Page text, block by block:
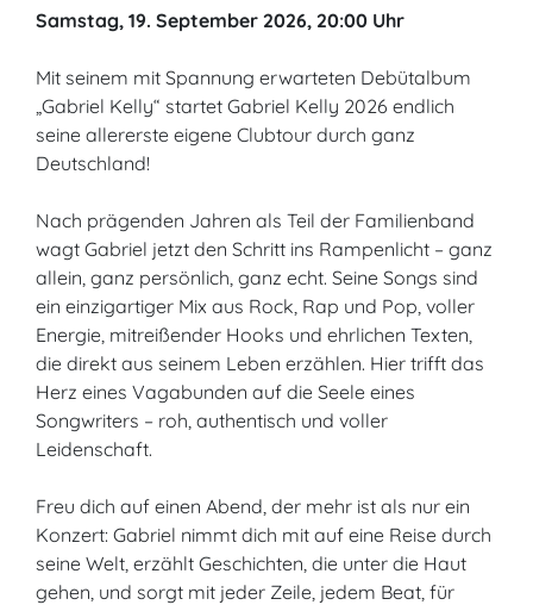
Samstag, 19. September 2026, 20:00 Uhr
Mit seinem mit Spannung erwarteten Debütalbum
„Gabriel Kelly“ startet Gabriel Kelly 2026 endlich
seine allererste eigene Clubtour durch ganz
Deutschland!
Nach prägenden Jahren als Teil der Familienband
wagt Gabriel jetzt den Schritt ins Rampenlicht – ganz
allein, ganz persönlich, ganz echt. Seine Songs sind
ein einzigartiger Mix aus Rock, Rap und Pop, voller
Energie, mitreißender Hooks und ehrlichen Texten,
die direkt aus seinem Leben erzählen. Hier trifft das
Herz eines Vagabunden auf die Seele eines
Songwriters – roh, authentisch und voller
Leidenschaft.
Freu dich auf einen Abend, der mehr ist als nur ein
Konzert: Gabriel nimmt dich mit auf eine Reise durch
seine Welt, erzählt Geschichten, die unter die Haut
gehen, und sorgt mit jeder Zeile, jedem Beat, für